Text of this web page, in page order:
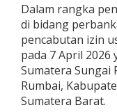
Dalam rangka
di bidang
pencabutan izin
pada 7 April 2026
Sumatera Sungai
Rumbai,
Sumatera Barat.